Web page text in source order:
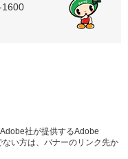
1600
社が提供するAdobe
い方は、バナーのリンク先か